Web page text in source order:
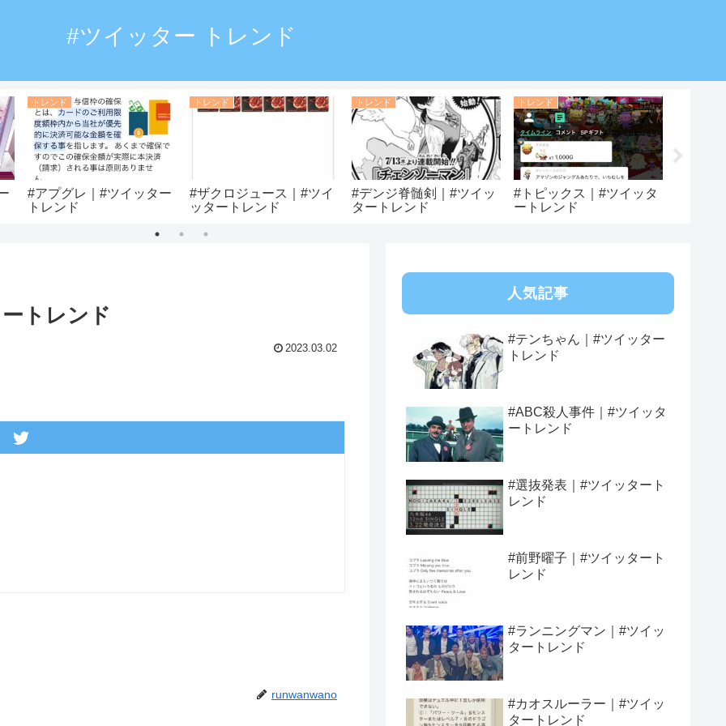
#ツイッター トレンド
トレンド
#アプグレ｜#ツイッター
トレンド
トレンド
#ザクロジュース｜#ツイ
ッタートレンド
トレンド
#デンジ脊髄剣｜#ツイッ
タートレンド
トレンド
#トピックス｜#ツイッタ
ートレンド
トレンド
2023.03.02
runwanwano
人気記事
#テンちゃん｜#ツイッター
トレンド
#ABC殺人事件｜#ツイッタ
ートレンド
#選抜発表｜#ツイッタート
レンド
#前野曜子｜#ツイッタート
レンド
#ランニングマン｜#ツイッ
タートレンド
#カオスルーラー｜#ツイッ
タートレンド